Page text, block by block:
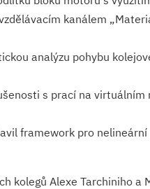
kanálem
analýzu pohybu
s prací na
framework pro
kolegů Alexe Tarchiniho a